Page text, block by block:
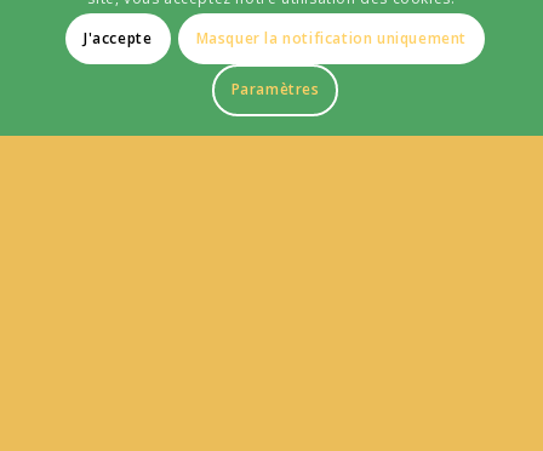
J'accepte
Masquer la notification uniquement
Paramètres